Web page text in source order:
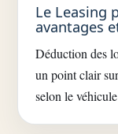
Le Leasing
avantages
Déduction des
un point clair
selon le